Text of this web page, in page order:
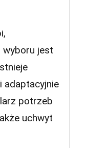
wyboru jest
adaptacyjnie
potrzeb
uchwyt